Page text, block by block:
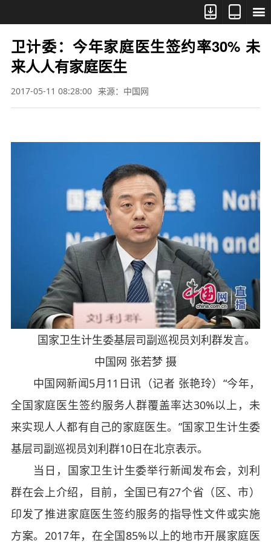



卫计委：今年家庭医生签约率30% 未
来人人有家庭医生
2017-05-11 08:28:00 来源：中国网
国家卫生计生委基层司副巡视员刘利群发言。
中国网 张若梦 摄
中国网新闻5月11日讯（记者 张艳玲）“今年，
全国家庭医生签约服务人群覆盖率达30%以上，未
来实现人人都有自己的家庭医生。”国家卫生计生委
基层司副巡视员刘利群10日在北京表示。
当日，国家卫生计生委举行新闻发布会，刘利
群在会上介绍，目前，全国已有27个省（区、市）
印发了推进家庭医生签约服务的指导性文件或实施
方案。2017年，在全国85%以上的地市开展家庭医